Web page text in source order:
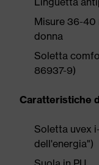
Misure 36-40
donna
Soletta
86937-9)
Caratteristiche
Soletta uvex
dell'energia")